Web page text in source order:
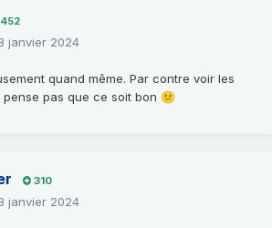
452
janvier 2024
quand même. Par contre voir les
pas que ce soit bon 😕
310
janvier 2024